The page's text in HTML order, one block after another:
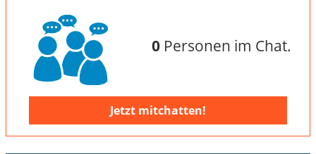
0Personen im Chat.
Jetzt mitchatten!